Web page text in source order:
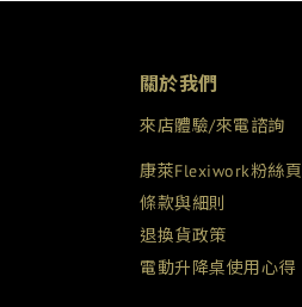
關於我們
來店體驗/來電諮詢
康萊Flexiwork粉絲頁
條款與細則
退換貨政策
電動升降桌使用心得